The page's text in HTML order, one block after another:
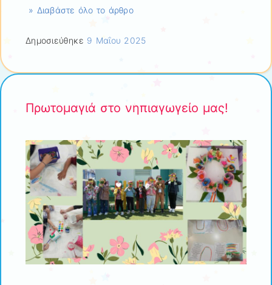
» Διαβάστε όλο το άρθρο
Δημοσιεύθηκε 9 Μαΐου 2025
Πρωτομαγιά στο νηπιαγωγείο μας!